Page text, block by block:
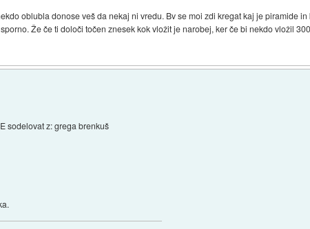
oblubla donose veš da nekaj ni vredu. Bv se moi zdi kregat kaj je piramide
Že če ti določi točen znesek kok vložit je narobej, ker če bi nekdo vložil
sodelovat z: grega brenkuš